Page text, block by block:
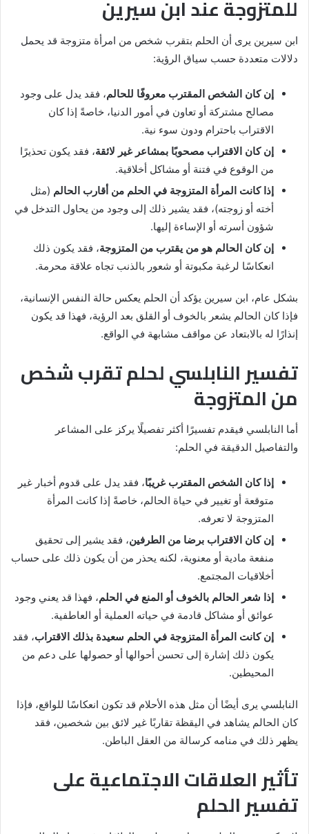
للمتزوجة عند ابن سيرين
ابن سيرين يرى أن الحلم بتقرب شخص من امرأة متزوجة قد يحمل
دلالات متعددة حسب سياق الرؤية:
إن كان الشخص المقترب معروفًا للحالم، فقد يدل على وجود
مصالح مشتركة أو تعاون في أمور الدنيا، خاصةً إذا كان
الاقتراب باحترام ودون سوء نية.
إن كان الاقتراب مصحوبًا بمشاعر غير لائقة، فقد يكون تحذيرًا
من الوقوع في فتنة أو مشاكل أخلاقية.
إذا كانت المرأة المتزوجة في الحلم من أقارب الحالم (مثل
أخته أو زوجته)، فقد يشير ذلك إلى وجود من يحاول التدخل في
شؤون أسرته أو الإساءة إليها.
إن كان الحالم هو من يقترب من المتزوجة، فقد يكون ذلك
انعكاسًا لرغبة مكبوتة أو شعور بالذنب تجاه علاقة محرمة.
بشكل عام، ابن سيرين يؤكد أن الحلم يعكس حالة النفس الإنسانية،
فإذا كان الحالم يشعر بالخوف أو القلق بعد الرؤية، فهذا قد يكون
إنذارًا له بالابتعاد عن مواقف مشابهة في الواقع.
تفسير النابلسي لحلم تقرب شخص
من المتزوجة
أما النابلسي فيقدم تفسيرًا أكثر تفصيلًا يركز على المشاعر
والتفاصيل الدقيقة في الحلم:
إذا كان الشخص المقترب غريبًا، فقد يدل على قدوم أخبار غير
متوقعة أو تغيير في حياة الحالم، خاصةً إذا كانت المرأة
المتزوجة لا تعرفه.
إن كان الاقتراب برضا من الطرفين، فقد يشير إلى تحقيق
منفعة مادية أو معنوية، لكنه يحذر من أن يكون ذلك على حساب
أخلاقيات المجتمع.
إذا شعر الحالم بالخوف أو المنع في الحلم، فهذا قد يعني وجود
عوائق أو مشاكل قادمة في حياته العملية أو العاطفية.
إن كانت المرأة المتزوجة في الحلم سعيدة بذلك الاقتراب، فقد
يكون ذلك إشارة إلى تحسن أحوالها أو حصولها على دعم من
المحيطين.
النابلسي يرى أيضًا أن مثل هذه الأحلام قد تكون انعكاسًا للواقع، فإذا
كان الحالم يشاهد في اليقظة تقاربًا غير لائق بين شخصين، فقد
يظهر ذلك في منامه كرسالة من العقل الباطن.
تأثير العلاقات الاجتماعية على
تفسير الحلم